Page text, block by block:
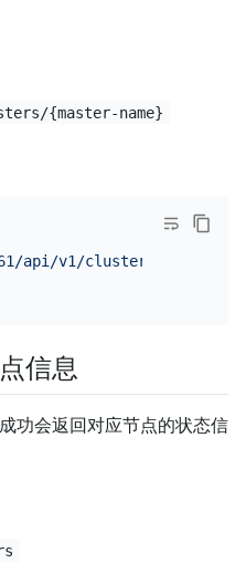
{master-name}
api/v1/cluster/masters/
信息
功会返回对应节点的状态信